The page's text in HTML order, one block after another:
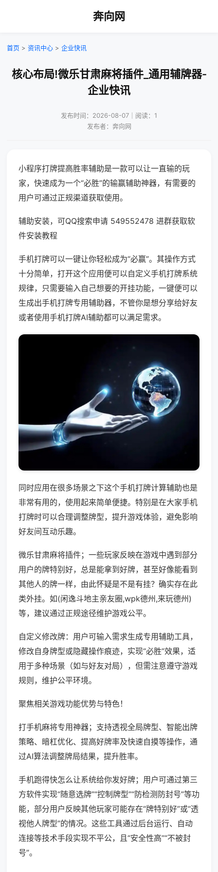
奔向网
首页 > 资讯中心 > 企业快讯
核心布局!微乐甘肃麻将插件_通用辅牌器-
企业快讯
发布时间：2026-08-07｜阅读：1
发布者：奔向网
小程序打牌提高胜率辅助是一款可以让一直输的玩
家，快速成为一个“必胜”的输赢辅助神器，有需要的
用户可通过正规渠道获取使用。
辅助安装，可QQ搜索申请 549552478 进群获取软
件安装教程
手机打牌可以一键让你轻松成为“必赢”。其操作方式
十分简单，打开这个应用便可以自定义手机打牌系统
规律，只需要输入自己想要的开挂功能，一键便可以
生成出手机打牌专用辅助器，不管你是想分享给好友
或者使用手机打牌AI辅助都可以满足需求。
同时应用在很多场景之下这个手机打牌计算辅助也是
非常有用的，使用起来简单便捷。特别是在大家手机
打牌时可以合理调整牌型，提升游戏体验，避免影响
好友间互动乐趣。
微乐甘肃麻将插件；一些玩家反映在游戏中遇到部分
用户的牌特别好，总是能拿到好牌，甚至好像能看到
其他人的牌一样，由此怀疑是不是有挂？确实存在此
类外挂。如(闲逸斗地主亲友圈,wpk德州,来玩德州)
等，建议通过正规途径维护游戏公平。
自定义修改牌：用户可输入需求生成专用辅助工具，
修改自身牌型或隐藏操作痕迹，实现“必胜”效果，适
用于多种场景（如与好友对局），但需注意遵守游戏
规则，维护公平环境。
聚焦相关游戏功能优势与特色！
打手机麻将专用神器；支持透视全局牌型、智能出牌
策略、暗杠优化、提高好牌率及快速自摸等操作，通
过AI算法调整牌局结果，提升胜率。
手机跑得快怎么让系统给你发好牌；用户可通过第三
方软件实现“随意选牌”“控制牌型”“防检测防封号”等功
能，部分用户反映其他玩家可能存在“牌特别好”或“透
视他人牌型”的情况。这些工具通过后台运行、自动
连接等技术手段实现不平公，且“安全性高”“不被封
号”。